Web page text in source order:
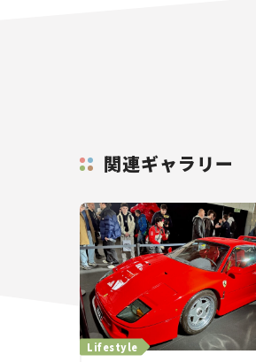
関連ギャラリー
Lifestyle